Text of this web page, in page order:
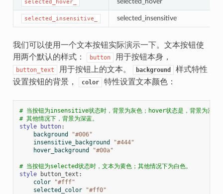
selected_hover_
selected_insensitive_ selected_insensitive
我们可以使用一个文本按钮实际演示一下。文本按钮使
用两个默认的样式：
button 用于按钮本身，
button_text 用于按钮上的文本。 background
样式特性
设置按钮的背景，
color 特性设置文本颜色：
# 当按钮为insensitive状态时，背景为灰色；hover状态是，背景为浅蓝
# 其他情况下，背景为深蓝。
style
button:
background
"#006"
insensitive_background
"#444"
hover_background
"#00a"
# 当按钮为selected状态时，文本为黄色；其他情况下为白色。
style
button_text :
color
"#fff"
selected_color
"#ff0"